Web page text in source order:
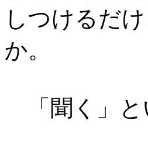
しつけるだ
か。
「聞く」と